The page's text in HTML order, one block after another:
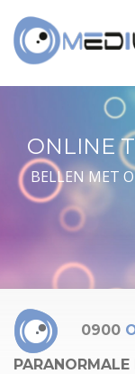
ONLINE
BELLEN MET
0900
PARANORMALE